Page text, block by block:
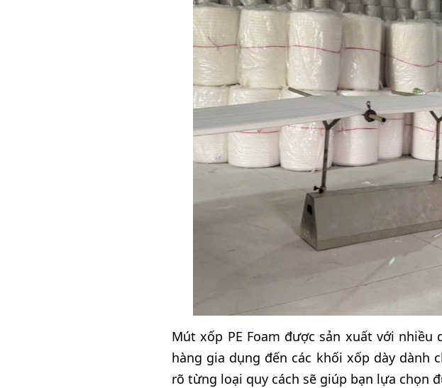
Mút xốp PE Foam được sản xuất với
hàng gia dụng đến các khối xốp dày dành
rõ từng loại quy cách sẽ giúp bạn lựa chọn